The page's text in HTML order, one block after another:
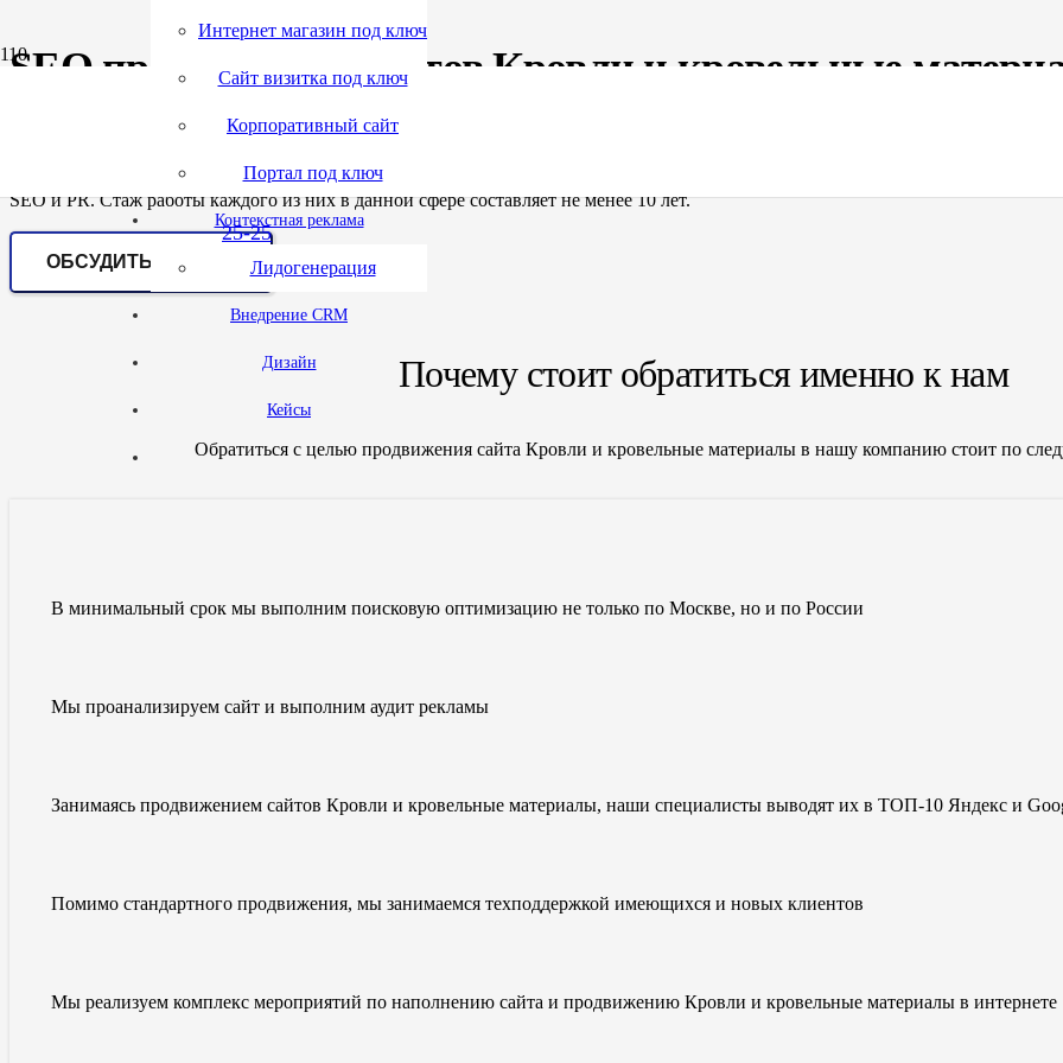
(495)
25-25
Интернет магазин под ключ
Сайт визитка под ключ
Корпоративный сайт
Портал под ключ
Контекстная реклама
Лидогенерация
Внедрение CRM
Дизайн
Кейсы
SEO продвижение сайтов Кровли и кровельные
сайтов под ключ, продвижение Кровли и кровельные материалы в интернете — ключевые направления нашей деятельности.
SEO и PR. Стаж работы каждого из них в данной сфере составляет не менее 10 лет.
ОБСУДИТЬ ПРОЕКТ
Почему стоит обратиться именно к нам
Обратиться с целью продвижения сайта Кровли и кровельные материалы в нашу компанию стоит по
В минимальный срок мы выполним поисковую оптимизацию не только по Москве, но и по России
Мы проанализируем сайт и выполним аудит рекламы
Занимаясь продвижением сайтов Кровли и кровельные материалы, наши специалисты выводят их в ТОП-10 Яндекс и
Помимо стандартного продвижения, мы занимаемся техподдержкой имеющихся и новых клиентов
Мы реализуем комплекс мероприятий по наполнению сайта и продвижению Кровли и кровельные материалы в интернете